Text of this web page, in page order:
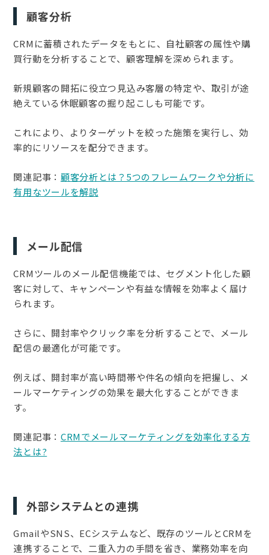
顧客分析
CRMに蓄積されたデータをもとに、自社顧客の属性や購
買行動を分析することで、顧客理解を深められます。
新規顧客の開拓に役立つ見込み客層の特定や、取引が途
絶えている休眠顧客の掘り起こしも可能です。
これにより、よりターゲットを絞った施策を実行し、効
率的にリソースを配分できます。
関連記事： 顧客分析とは？5つのフレームワークや分析に
有用なツールを解説
メール配信
CRMツールのメール配信機能では、セグメント化した顧
客に対して、キャンペーンや有益な情報を効率よく届け
られます。
さらに、開封率やクリック率を分析することで、メール
配信の最適化が可能です。
例えば、開封率が高い時間帯や件名の傾向を把握し、メ
ールマーケティングの効果を最大化することができま
す。
関連記事： CRMでメールマーケティングを効率化する方
法とは?
外部システムとの連携
GmailやSNS、ECシステムなど、既存のツールとCRMを
連携することで、二重入力の手間を省き、業務効率を向